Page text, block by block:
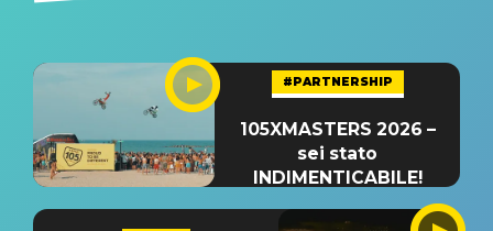
#PARTNERSHIP
105XMASTERS 2026 –
sei stato
INDIMENTICABILE!